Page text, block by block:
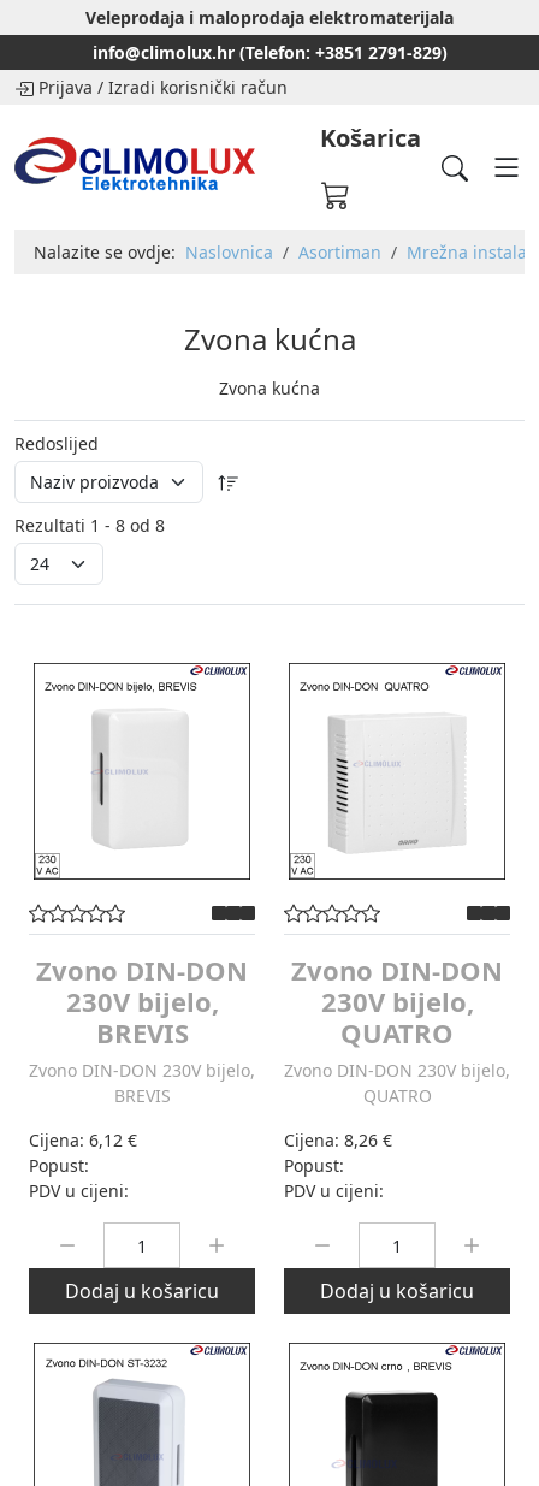
Veleprodaja i maloprodaja elektromaterijala
info@climolux.hr (Telefon: +3851 2791-829)
Prijava / Izradi korisnički račun
Košarica
Nalazite se ovdje: Naslovnica Asortiman Mrežna
Zvona kućna
Zvona kućna
Redoslijed
Rezultati 1 - 8 od 8
Zvono DIN-DON
230V bijelo,
BREVIS
Zvono DIN-DON 230V bijelo,
BREVIS
Cijena: 6,12 €
Popust:
PDV u cijeni:
Dodaj u košaricu
Zvono DIN-DON
230V bijelo,
QUATRO
Zvono DIN-DON 230V bijelo,
QUATRO
Cijena: 8,26 €
Popust:
PDV u cijeni:
Dodaj u košaricu